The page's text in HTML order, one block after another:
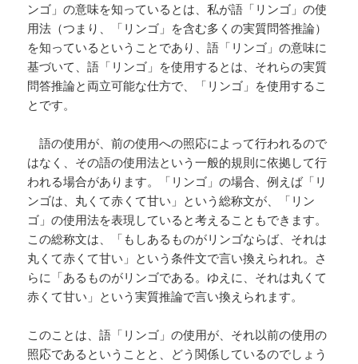
ンゴ」の意味を知っているとは、私が語「リンゴ」の使
用法（つまり、「リンゴ」を含む多くの実質問答推論）
を知っているということであり、語「リンゴ」の意味に
基づいて、語「リンゴ」を使用するとは、それらの実質
問答推論と両立可能な仕方で、「リンゴ」を使用するこ
とです。
語の使用が、前の使用への照応によって行われるので
はなく、その語の使用法という一般的規則に依拠して行
われる場合があります。「リンゴ」の場合、例えば「リ
ンゴは、丸くて赤くて甘い」という総称文が、「リン
ゴ」の使用法を表現していると考えることもできます。
この総称文は、「もしあるものがリンゴならば、それは
丸くて赤くて甘い」という条件文で言い換えられれ。さ
らに「あるものがリンゴである。ゆえに、それは丸くて
赤くて甘い」という実質推論で言い換えられます。
このことは、語「リンゴ」の使用が、それ以前の使用の
照応であるということと、どう関係しているのでしょう